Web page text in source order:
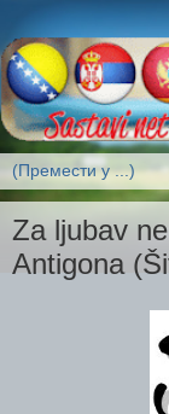
Za ljubav
Antigona